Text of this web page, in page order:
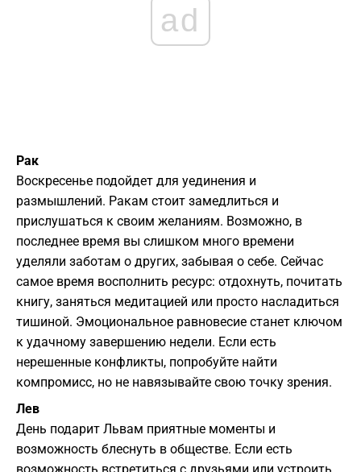
ad
Рак
Воскресенье подойдет для уединения и
размышлений. Ракам стоит замедлиться и
прислушаться к своим желаниям. Возможно, в
последнее время вы слишком много времени
уделяли заботам о других, забывая о себе. Сейчас
самое время восполнить ресурс: отдохнуть, почитать
книгу, заняться медитацией или просто насладиться
тишиной. Эмоциональное равновесие станет ключом
к удачному завершению недели. Если есть
нерешенные конфликты, попробуйте найти
компромисс, но не навязывайте свою точку зрения.
Лев
День подарит Львам приятные моменты и
возможность блеснуть в обществе. Если есть